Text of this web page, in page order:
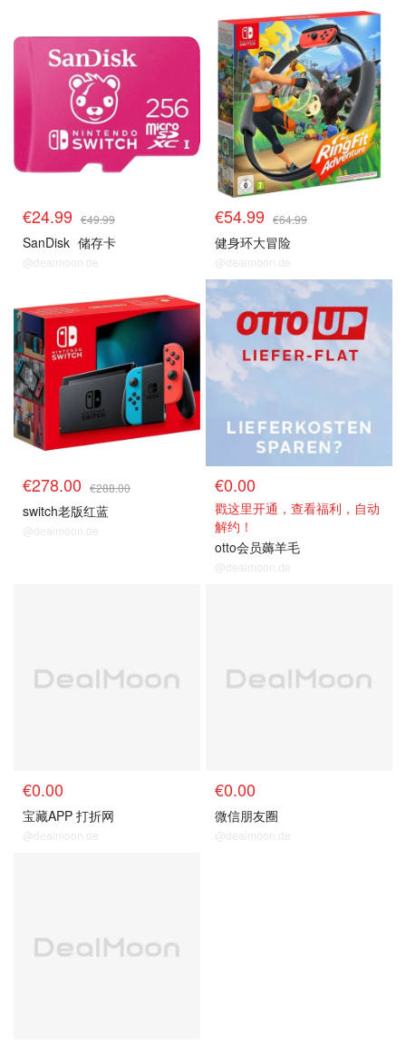
€24.99 €49.99
SanDisk 储存卡
@dealmoon.de
单品小组
€54.99 €64.99
健身环大冒险
@dealmoon.de
€278.00 €288.00
switch老版红蓝
@dealmoon.de
otto福利
€0.00
戳这里开通，查看福利，自动
解约！
otto会员薅羊毛
@dealmoon.de
€0.00
宝藏APP 打折网
@dealmoon.de
€0.00
微信朋友圈
@dealmoon.de